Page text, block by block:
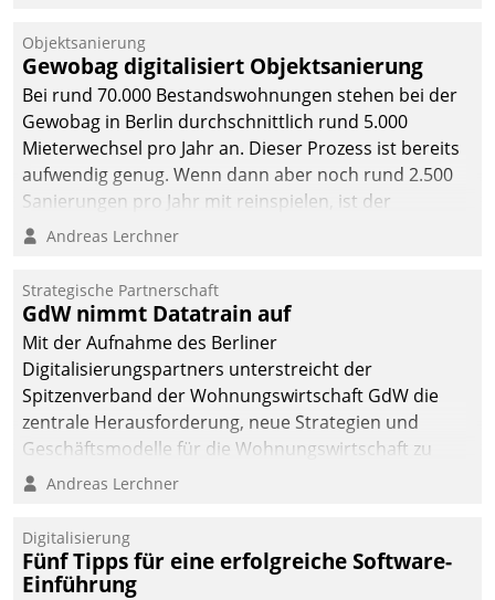
Unternehmen.
Objektsanierung
Gewobag digitalisiert Objektsanierung
Bei rund 70.000 Bestandswohnungen stehen bei der
Gewobag in Berlin durchschnittlich rund 5.000
Mieterwechsel pro Jahr an. Dieser Prozess ist bereits
aufwendig genug. Wenn dann aber noch rund 2.500
Sanierungen pro Jahr mit reinspielen, ist der
Betreuungs- und Organisationsaufwand immens. Im
kommunale Wohnungsbauunternehmen daher
gemeinsam mit der Berliner Datatrain GmbH den
Teilprozess der Objektsanierung digitalisiert.
Andreas Lerchner
Strategische Partnerschaft
GdW nimmt Datatrain auf
Mit der Aufnahme des Berliner
Digitalisierungspartners unterstreicht der
Spitzenverband der Wohnungswirtschaft GdW die
zentrale Herausforderung, neue Strategien und
Geschäftsmodelle für die Wohnungswirtschaft zu
entwickeln.
Andreas Lerchner
Digitalisierung
Fünf Tipps für eine erfolgreiche Software-
Einführung